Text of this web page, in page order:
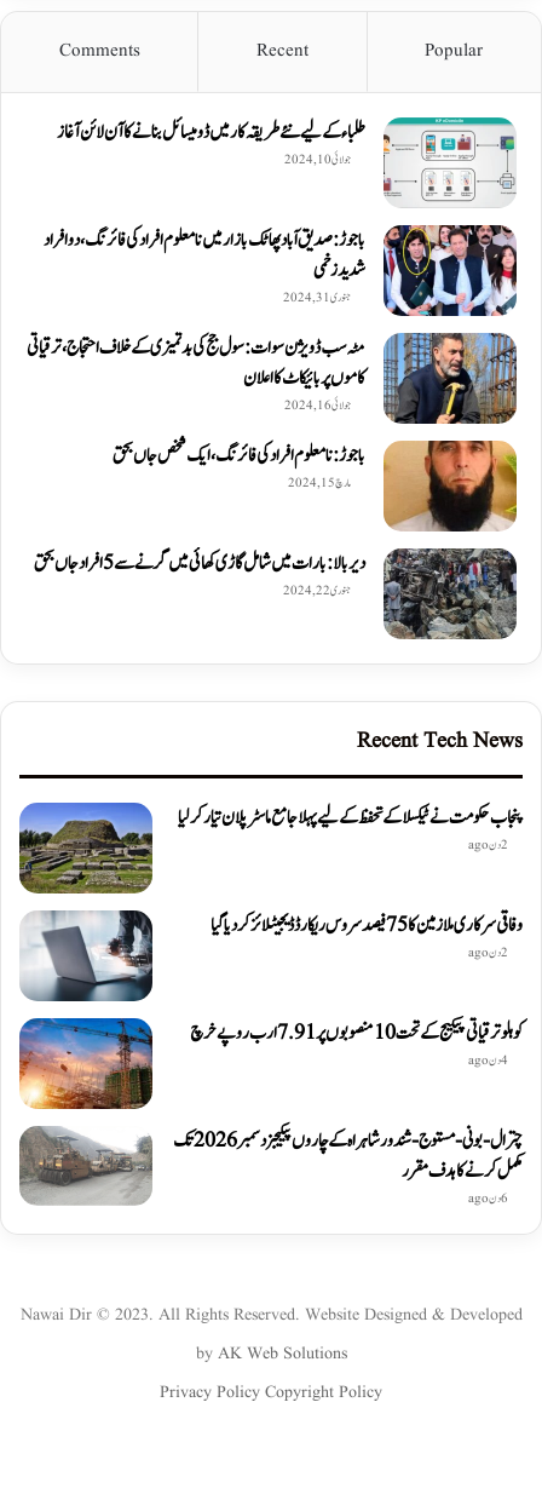
Popular
Recent
Comments
طلباء کے لیے نئے طریقہ کار میں ڈومیسائل بنانے کا آن لائن آغاز
جولائی 10, 2024
باجوڑ: صدیق اۤباد پھاٹک بازار میں نامعلوم افراد کی فائرنگ، دو افراد
شدید زخمی
جنوری 31, 2024
مٹہ سب ڈویژن سوات: سول جج کی بدتمیزی کے خلاف احتجاج، ترقیاتی
کاموں پر بائیکاٹ کا اعلان
جولائی 16, 2024
باجوڑ: نامعلوم افراد کی فائرنگ، ایک شخص جاں بحق
مارچ 15, 2024
دیربالا: بارات میں شامل گاڑی کھائی میں گرنے سے 5 افراد جاں بحق
جنوری 22, 2024
Recent Tech News
پنجاب حکومت نے ٹیکسلا کے تحفظ کے لیے پہلا جامع ماسٹر پلان تیار کر لیا
2 دن ago
وفاقی سرکاری ملازمین کا 75 فیصد سروس ریکارڈ ڈیجیٹلائز کر دیا گیا
2 دن ago
کوہلو ترقیاتی پیکیج کے تحت 10 منصوبوں پر 7.91 ارب روپے خرچ
4 دن ago
چترال-بونی-مستوج-شندور شاہراہ کے چاروں پیکیجز دسمبر 2026 تک
مکمل کرنے کا ہدف مقرر
6 دن ago
Nawai Dir © 2023. All Rights Reserved. Website Designed & Developed
by AK Web Solutions
Privacy Policy Copyright Policy